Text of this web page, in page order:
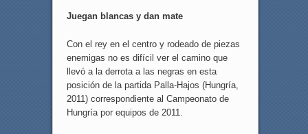
Juegan blancas y dan mate
Con el rey en el centro y rodeado de piezas
enemigas no es difícil ver el camino que
llevó a la derrota a las negras en esta
posición de la partida Palla-Hajos (Hungría,
2011) correspondiente al Campeonato de
Hungría por equipos de 2011.